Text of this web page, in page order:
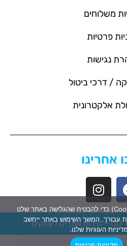
משלוחים
פרטיות
נגישות
/ דרכי ביטול
אלקטרונית
אחרינו
קידום אתרים לעסקים
אנו עושים שימוש בעוגיות (Cookies) כדי להבטיח שהגלישה באתר שלנו
עבורך. המשך השימוש באתר ייחשב
העוגיות שלנו.